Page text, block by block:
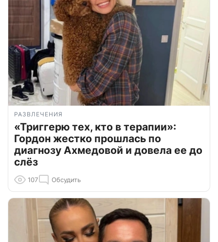
РАЗВЛЕЧЕНИЯ
«Триггерю тех, кто в терапии»:
Гордон жестко прошлась по
диагнозу Ахмедовой и довела ее до
слёз
107 Обсудить